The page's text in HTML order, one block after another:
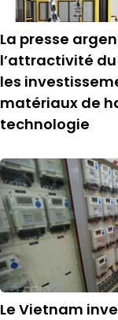
La presse
l’attractivité
les
matériaux de
technologie
Le Vietnam